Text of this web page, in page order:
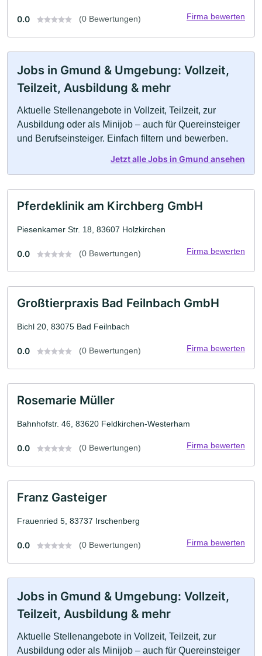
0.0 (0 Bewertungen) Firma bewerten
Jobs in Gmund & Umgebung: Vollzeit,
Teilzeit, Ausbildung & mehr
Aktuelle Stellenangebote in Vollzeit, Teilzeit, zur
Ausbildung oder als Minijob – auch für Quereinsteiger
und Berufseinsteiger. Einfach filtern und bewerben.
Jetzt alle Jobs in Gmund ansehen
Pferdeklinik am Kirchberg GmbH
Piesenkamer Str. 18, 83607 Holzkirchen
0.0 (0 Bewertungen) Firma bewerten
Großtierpraxis Bad Feilnbach GmbH
Bichl 20, 83075 Bad Feilnbach
0.0 (0 Bewertungen) Firma bewerten
Rosemarie Müller
Bahnhofstr. 46, 83620 Feldkirchen-Westerham
0.0 (0 Bewertungen) Firma bewerten
Franz Gasteiger
Frauenried 5, 83737 Irschenberg
0.0 (0 Bewertungen) Firma bewerten
Jobs in Gmund & Umgebung: Vollzeit,
Teilzeit, Ausbildung & mehr
Aktuelle Stellenangebote in Vollzeit, Teilzeit, zur
Ausbildung oder als Minijob – auch für Quereinsteiger